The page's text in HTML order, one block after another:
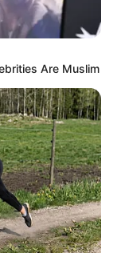
Are Muslim